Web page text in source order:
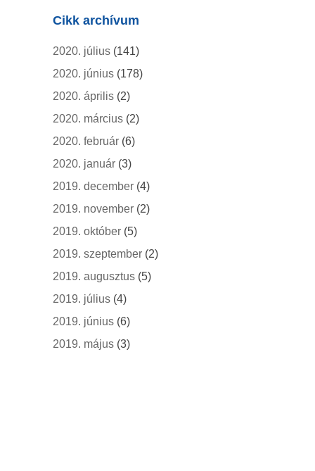
Cikk archívum
2020. július(141)
2020. június(178)
2020. április(2)
2020. március(2)
2020. február(6)
2020. január(3)
2019. december(4)
2019. november(2)
2019. október(5)
2019. szeptember(2)
2019. augusztus(5)
2019. július(4)
2019. június(6)
2019. május(3)